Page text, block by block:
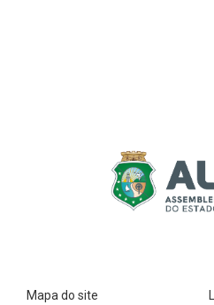
Mapa do site